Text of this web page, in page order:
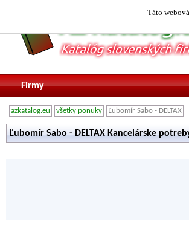
Táto
Firmy
azkatalog.eu všetky ponuky Ľubomír Sabo - DELTAX
Ľubomír Sabo - DELTAX Kancelárske